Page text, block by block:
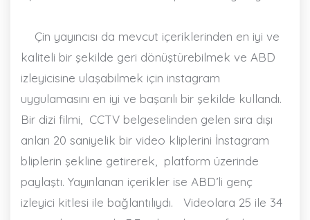
Çin yayıncısı da mevcut içeriklerinden en iyi ve
kaliteli bir şekilde geri dönüştürebilmek ve ABD
izleyicisine ulaşabilmek için instagram
uygulamasını en iyi ve başarılı bir şekilde kullandı.
Bir dizi filmi,
CCTV belgeselinden gelen sıra dışı
anları 20 saniyelik bir video kliplerini İnstagram
bliplerin şekline getirerek,
platform üzerinde
paylaştı. Yayınlanan içerikler ise ABD’li genç
izleyici kitlesi ile bağlantılıydı.
Videolara 25 ile 34